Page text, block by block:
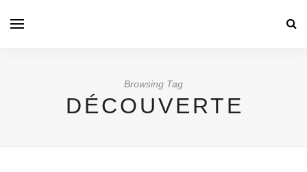
Browsing Tag
DÉCOUVERTE